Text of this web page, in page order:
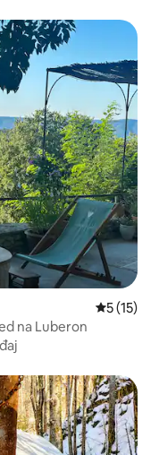
Prosečna
5 (15)
na Luberon